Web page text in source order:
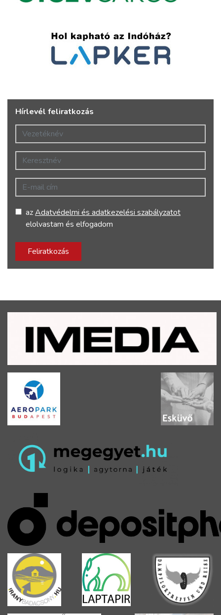
Hírlevél feliratkozás
Vezetéknév
Keresztnév
E-mail cím
azAdatvédelmi és adatkezelési szabályzatot
elolvastam és elfogadom
Feliratkozás